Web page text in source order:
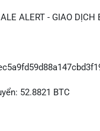
ALERT - GIAO DỊCH
52.8821 BTC